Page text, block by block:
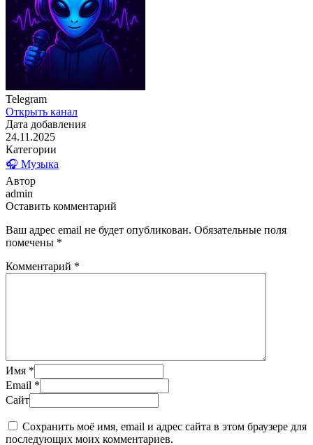
Telegram
Открыть канал
Дата добавления
24.11.2025
Категории
🎧 Музыка
Автор
admin
Оставить комментарий
Ваш адрес email не будет опубликован. Обязательные поля
помечены *
Комментарий *
Имя *
Email *
Сайт
Сохранить моё имя, email и адрес сайта в этом браузере для
последующих моих комментариев.